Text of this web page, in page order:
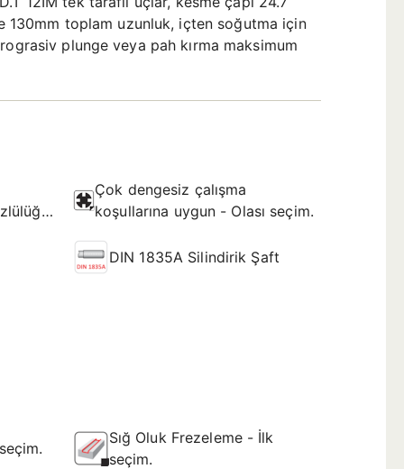
130mm toplam uzunluk, içten soğutma için
plunge veya pah kırma maksimum
Çok dengesiz çalışma
koşullarına uygun - Olası seçim.
DIN 1835A Silindirik Şaft
Sığ Oluk Frezeleme - İlk
seçim.